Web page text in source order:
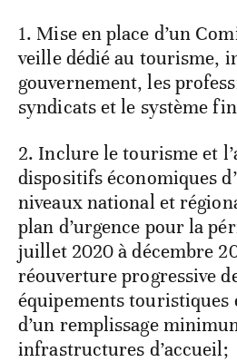
1. Mise en place d’un
veille dédié au tourisme,
gouvernement, les
syndicats et le système
2. Inclure le tourisme et
dispositifs économiques
niveaux national et
plan d’urgence pour la
juillet 2020 à décembre
réouverture progressive
équipements touristiques
d’un remplissage
infrastructures d’accueil;